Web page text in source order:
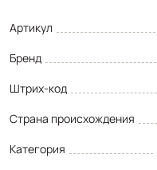
Артикул
Бренд
Штрих-код
Страна происхождения
Категория